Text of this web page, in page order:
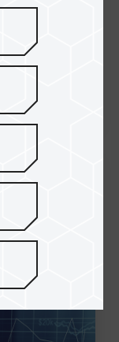
上半年
億元